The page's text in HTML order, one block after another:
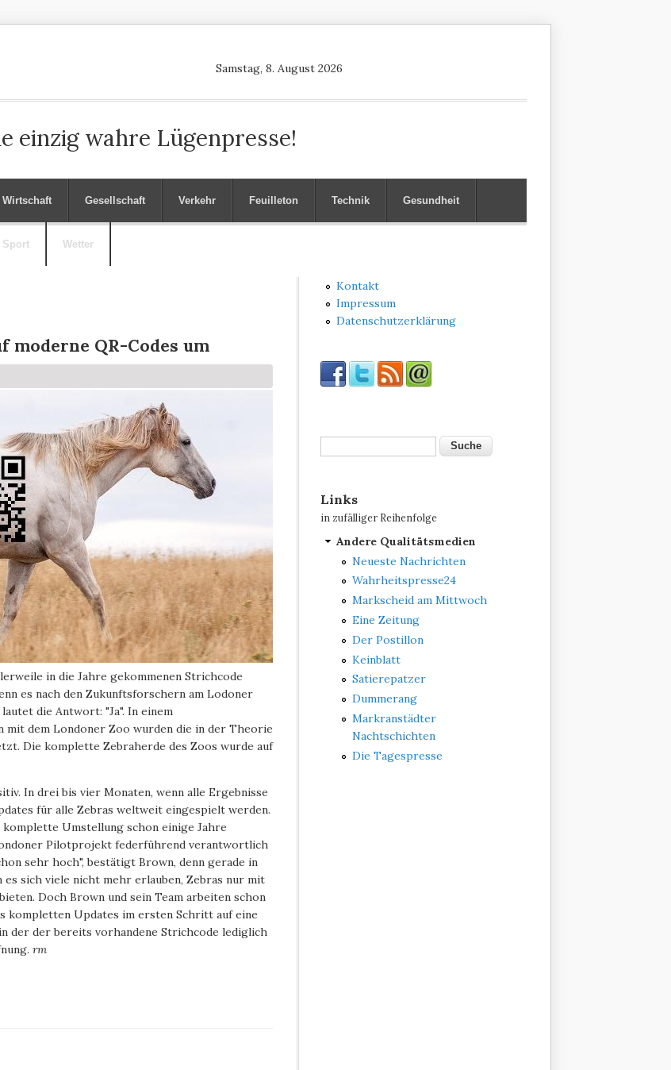
Samstag, 8. August 2026
einzig wahre Lügenpresse!
Wirtschaft Gesellschaft Verkehr Feuilleton Technik Gesundheit
Sport Wetter
moderne QR-Codes um
in die Jahre gekommenen Strichcode
es nach den Zukunftsforschern am Lodoner
die Antwort: "Ja". In einem
dem Londoner Zoo wurden die in der Theorie
Die komplette Zebraherde des Zoos wurde auf
In drei bis vier Monaten, wenn alle Ergebnisse
für alle Zebras weltweit eingespielt werden.
Umstellung schon einige Jahre
Pilotprojekt federführend verantwortlich
sehr hoch", bestätigt Brown, denn gerade in
sich viele nicht mehr erlauben, Zebras nur mit
Doch Brown und sein Team arbeiten schon
kompletten Updates im ersten Schritt auf eine
der der bereits vorhandene Strichcode lediglich
rm
Kontakt
Impressum
Datenschutzerklärung
Suchformular
Links
in zufälliger Reihenfolge
Andere Qualitätsmedien
Neueste Nachrichten
Wahrheitspresse24
Markscheid am Mittwoch
Eine Zeitung
Der Postillon
Keinblatt
Satierepatzer
Dummerang
Markranstädter
Nachtschichten
Die Tagespresse